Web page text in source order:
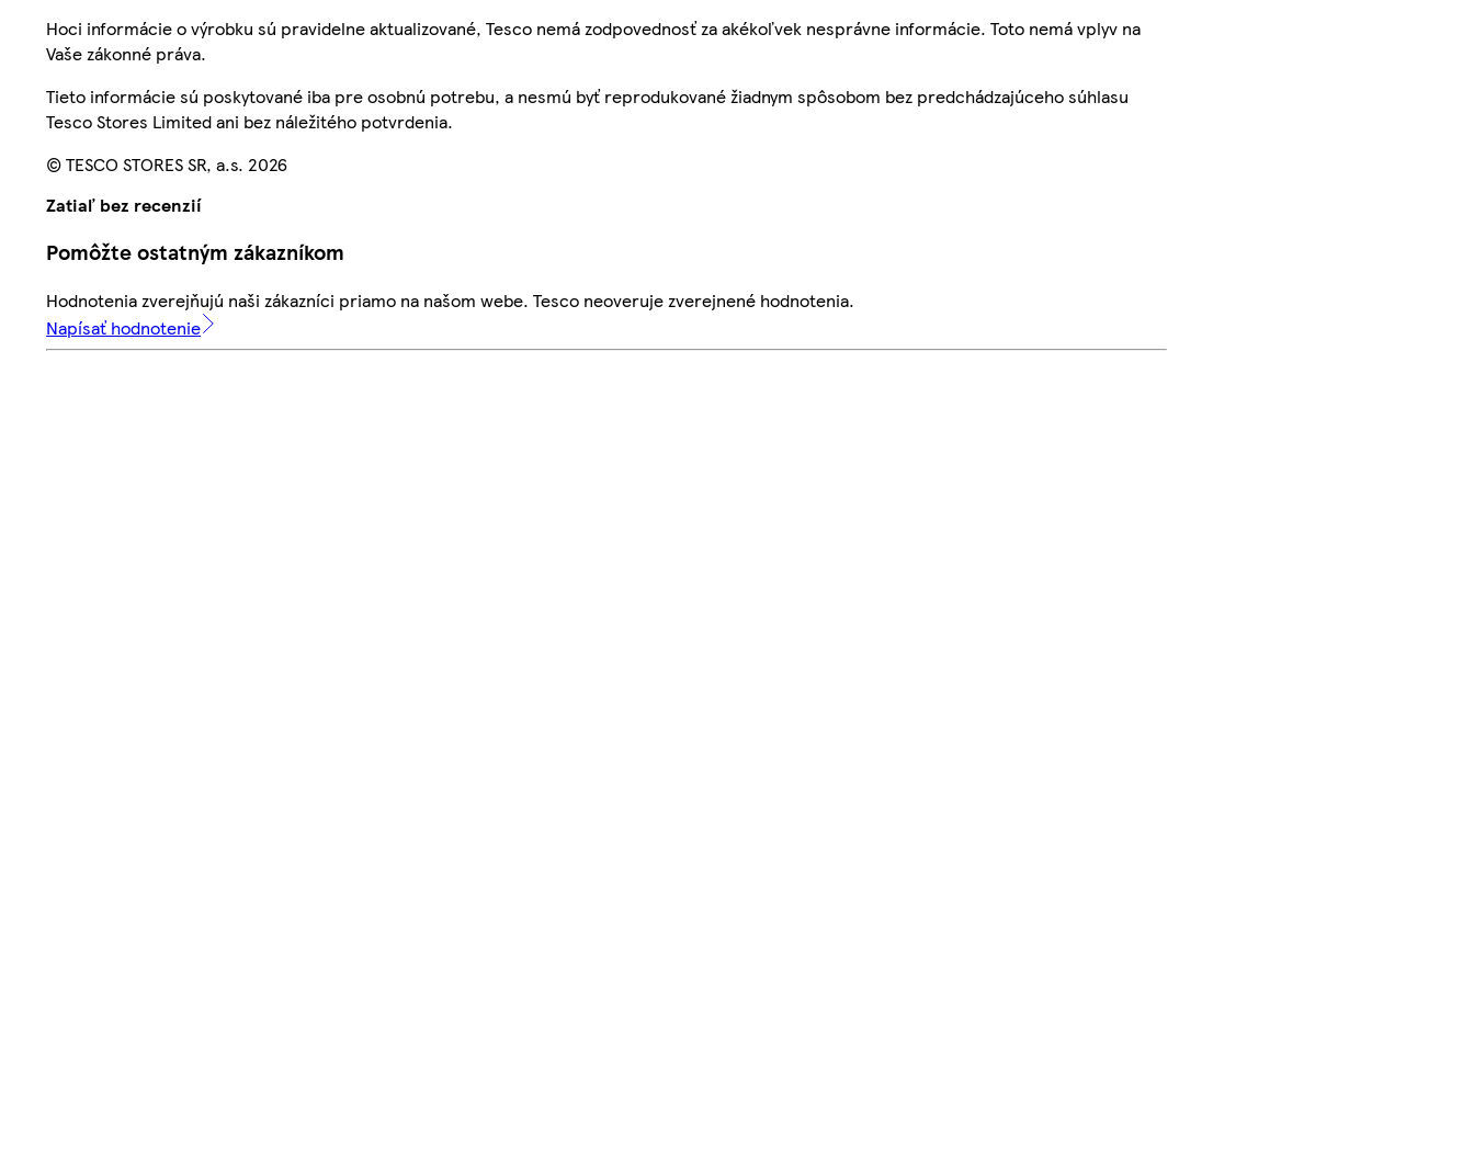
Hoci informácie o výrobku sú pravidelne aktualizované, Tesco nemá zodpovednosť za akékoľvek nesprávne informácie. Toto nemá vplyv na
Vaše zákonné práva.
Tieto informácie sú poskytované iba pre osobnú potrebu, a nesmú byť reprodukované žiadnym spôsobom bez predchádzajúceho súhlasu
Tesco Stores Limited ani bez náležitého potvrdenia.
© TESCO STORES SR, a.s. 2026
Zatiaľ bez recenzií
Pomôžte ostatným zákazníkom
Hodnotenia zverejňujú naši zákazníci priamo na našom webe. Tesco neoveruje zverejnené hodnotenia.
Napísať hodnotenie